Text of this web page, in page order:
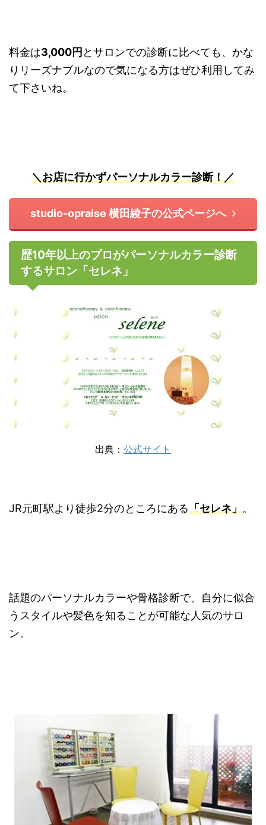
料金は3,000円 とサロンでの診断に比べても、かな
りリーズナブルなので気になる方はぜひ利用してみ
て下さいね。
＼お店に行かずパーソナルカラー診断！／
studio-opraise 横田綾子の公式ページへ
歴10年以上のプロがパーソナルカラー診断
するサロン「セレネ」
出典： 公式サイト
JR元町駅より徒歩2分のところにある「セレネ」。
話題のパーソナルカラーや骨格診断で、自分に似合
うスタイルや髪色を知ることが可能な人気のサロ
ン。